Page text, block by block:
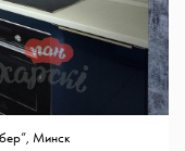
Минск